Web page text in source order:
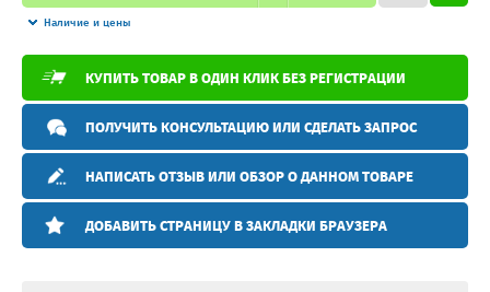
Наличие и цены
КУПИТЬ ТОВАР В ОДИН КЛИК БЕЗ РЕГИСТРАЦИИ
ПОЛУЧИТЬ КОНСУЛЬТАЦИЮ ИЛИ СДЕЛАТЬ ЗАПРОС
НАПИСАТЬ ОТЗЫВ ИЛИ ОБЗОР О ДАННОМ ТОВАРЕ
ДОБАВИТЬ СТРАНИЦУ В ЗАКЛАДКИ БРАУЗЕРА